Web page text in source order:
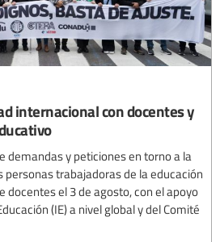
internacional con docentes y
demandas y peticiones en torno a la
personas trabajadoras de la educación
docentes el 3 de agosto, con el apoyo
(IE) a nivel global y del Comité